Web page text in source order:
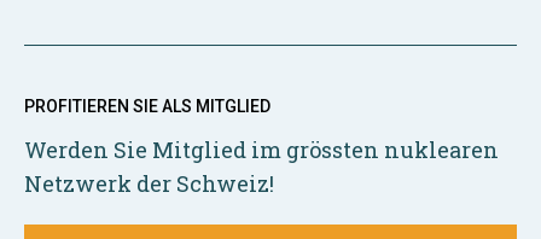
PROFITIEREN SIE ALS MITGLIED
Werden Sie Mitglied im grössten nuklearen
Netzwerk der Schweiz!